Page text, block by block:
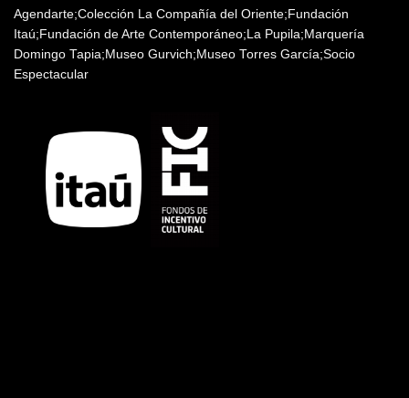
Agendarte;Colección La Compañía del Oriente;Fundación
Itaú;Fundación de Arte Contemporáneo;La Pupila;Marquería
Domingo Tapia;Museo Gurvich;Museo Torres García;Socio
Espectacular